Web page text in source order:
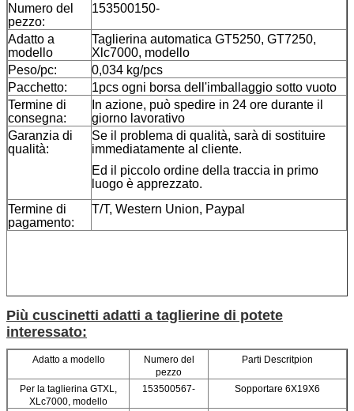
Numero del
pezzo:
153500150-
Adatto a
modello
Taglierina automatica GT5250, GT7250,
Xlc7000, modello
Peso/pc:
0,034 kg/pcs
Pacchetto:
1pcs ogni borsa dell'imballaggio sotto vuoto
Termine di
consegna:
In azione, può spedire in 24 ore durante il
giorno lavorativo
Garanzia di
qualità:
Se il problema di qualità, sarà di sostituire
immediatamente al cliente.
Ed il piccolo ordine della traccia in primo
luogo è apprezzato.
Termine di
pagamento:
T/T, Western Union, Paypal
Più cuscinetti adatti a taglierine di potete
interessato:
Adatto a modello
Numero del
pezzo
Parti Descritpion
Per la taglierina GTXL,
XLc7000, modello
153500567- Sopportare 6X19X6